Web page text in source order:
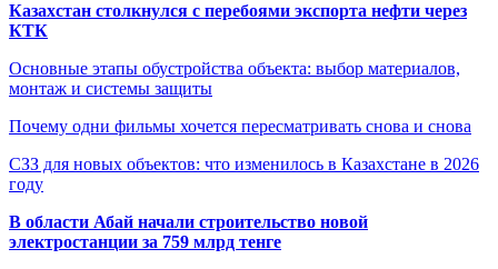
Казахстан столкнулся с перебоями экспорта нефти через
КТК
Основные этапы обустройства объекта: выбор материалов,
монтаж и системы защиты
Почему одни фильмы хочется пересматривать снова и снова
СЗЗ для новых объектов: что изменилось в Казахстане в 2026
году
В области Абай начали строительство новой
электростанции за 759 млрд тенге